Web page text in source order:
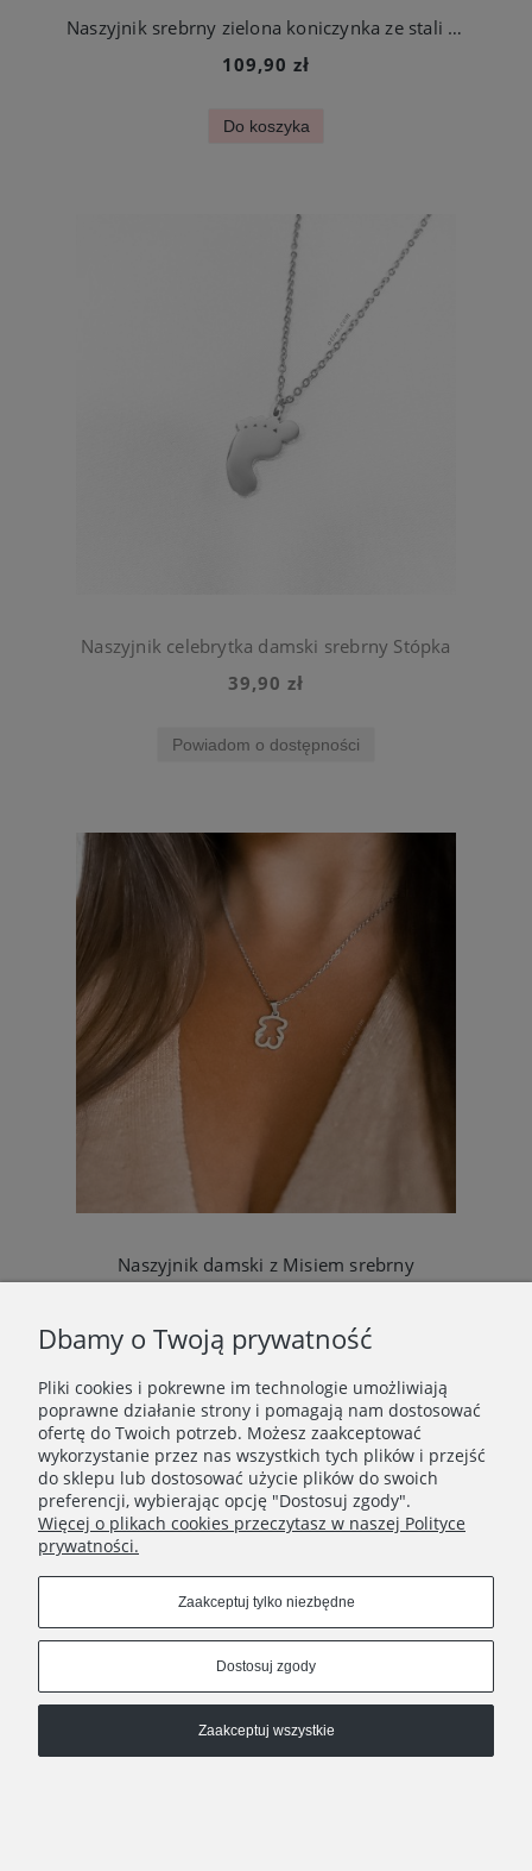
Naszyjnik srebrny zielona koniczynka ze stali chirurgicznej
109,90 zł
Do koszyka
Naszyjnik celebrytka damski srebrny Stópka
39,90 zł
Powiadom o dostępności
Naszyjnik damski z Misiem srebrny
Dbamy o Twoją prywatność
Pliki cookies i pokrewne im technologie umożliwiają
poprawne działanie strony i pomagają nam dostosować
ofertę do Twoich potrzeb. Możesz zaakceptować
wykorzystanie przez nas wszystkich tych plików i przejść
do sklepu lub dostosować użycie plików do swoich
preferencji, wybierając opcję "Dostosuj zgody".
Więcej o plikach cookies przeczytasz w naszej Polityce
prywatności.
Zaakceptuj tylko niezbędne
Dostosuj zgody
Zaakceptuj wszystkie